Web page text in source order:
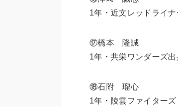
1年・近文レッドライナ
⑰橋本 隆誠
1年・共栄ワンダーズ出
⑱石附 瑠心
1年・陵雲ファイターズ